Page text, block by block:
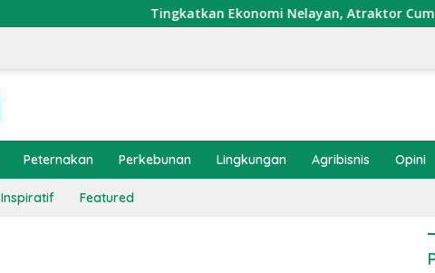
Tingkatkan Ekonomi Nelayan, Atraktor Cumi Dipasang di
Peternakan Perkebunan Lingkungan Agribisnis Opini
Inspiratif Featured